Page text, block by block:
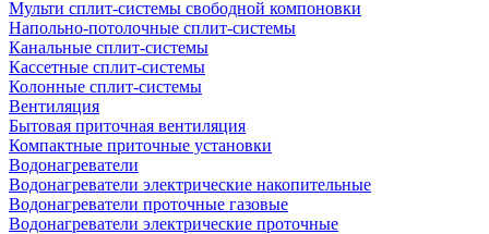
Мульти сплит-системы свободной компоновки
Напольно-потолочные сплит-системы
Канальные сплит-системы
Кассетные сплит-системы
Колонные сплит-системы
Вентиляция
Бытовая приточная вентиляция
Компактные приточные установки
Водонагреватели
Водонагреватели электрические накопительные
Водонагреватели проточные газовые
Водонагреватели электрические проточные